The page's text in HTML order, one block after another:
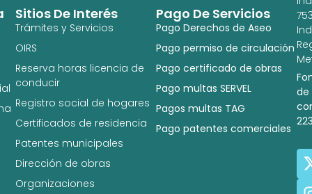
Pago De Servicios
Pago Derechos de Aseo
Pago permiso de circulación
Pago certificado de obras
Pago multas SERVEL
Pagos multas TAG
Pago patentes comerciales
Sitios De Interés
Trámites y Servicios
OIRS
Reserva horas licencia de
conducir
Registro social de hogares
Certificados de residencia
Patentes municipales
Dirección de obras
Organizaciones
de